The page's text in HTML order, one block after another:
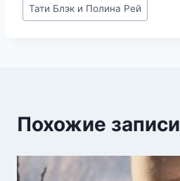
записи:
Тати Блэк и Полина Рей
Похожие записи